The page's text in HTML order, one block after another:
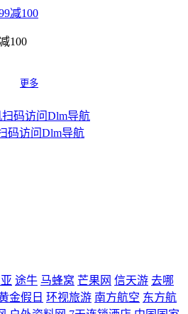
100
更多
码访问Dlm导航
途牛 马蜂窝 芒果网 信天游 去哪
金假日 环视旅游 南方航空 东方航